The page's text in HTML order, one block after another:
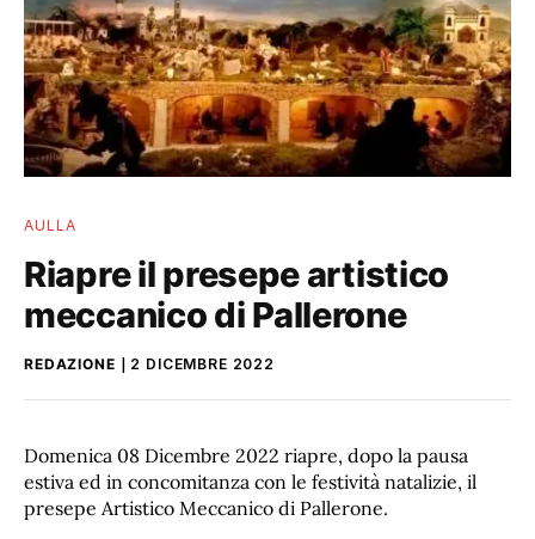
AULLA
Riapre il presepe artistico
meccanico di Pallerone
REDAZIONE 2 DICEMBRE 2022
Domenica 08 Dicembre 2022 riapre, dopo la pausa
estiva ed in concomitanza con le festività natalizie, il
presepe Artistico Meccanico di Pallerone.